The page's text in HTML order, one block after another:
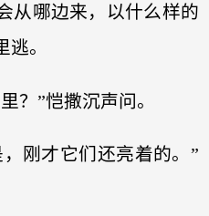
从哪边来，以什么样的
。
？”恺撒沉声问。
刚才它们还亮着的。”